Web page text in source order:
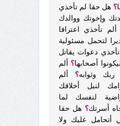
؟ هل حقا لم تأخذي
وإخوتك ووالدك
ألم تأخذي اعترافا
لتحمل مسئولية
تأخذي دعوات يقاتل
أصحابها؟
ألم
وثوابه؟ ألم
لنبل أخلاقك
لنفسك لما
أسرتك؟ هل حقا
أتحامل عليك ولا